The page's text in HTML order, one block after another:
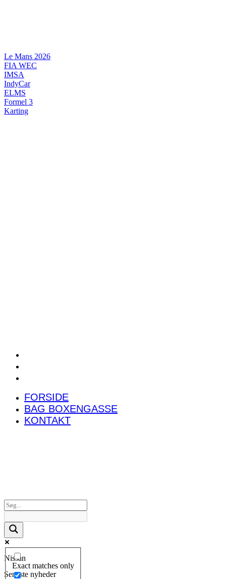
Le Mans 2026
FIA WEC
IMSA
IndyCar
ELMS
Formel 3
Karting
FORSIDE
BAG BOXENGASSE
KONTAKT
Exact matches only
Nissan
Seneste nyheder